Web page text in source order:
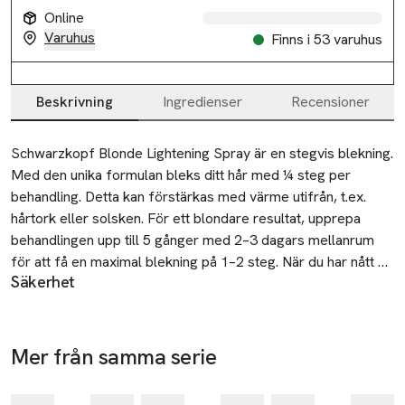
Online
Varuhus
Finns i 53 varuhus
Beskrivning Ingredienser Recensioner
Beskrivning
Schwarzkopf Blonde Lightening Spray är en stegvis blekning.
Med den unika formulan bleks ditt hår med ¼ steg per
behandling. Detta kan förstärkas med värme utifrån, t.ex.
hårtork eller solsken. För ett blondare resultat, upprepa
behandlingen upp till 5 gånger med 2–3 dagars mellanrum
för att få en maximal blekning på 1–2 steg. När du har nått
maximal blekning, skall du vänta 4–6 veckor innan du
Den ultralätta sprayen är lätt att använda och absorberas
snabbt i håret, antingen för en stegvis blekning för hela
Säkerhet
personer under 16 år. Förvaras oåtkomligt för barn. Använd
ej till färgning av ögonfransar eller ögonbryn. Undvik kontakt
Mer från samma serie